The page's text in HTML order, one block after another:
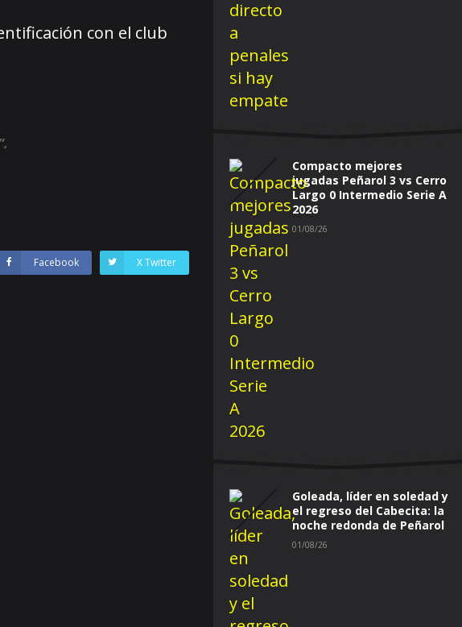
con el club
Facebook X Twitter
Compacto mejores
jugadas Peñarol 3 vs Cerro
Largo 0 Intermedio Serie A
2026
01/08/26
Goleada, líder en soledad y
el regreso del Cabecita: la
noche redonda de Peñarol
01/08/26